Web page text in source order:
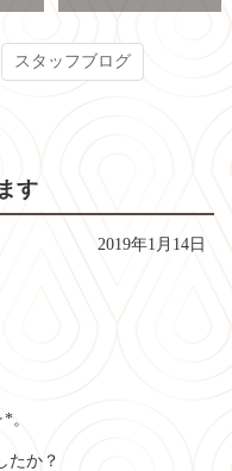
スタッフブログ
す
2019年1月14日
。
たか？